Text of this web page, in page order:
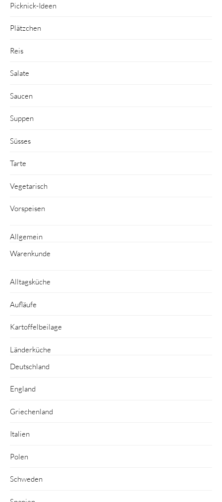
Picknick-Ideen
Plätzchen
Reis
Salate
Saucen
Suppen
Süsses
Tarte
Vegetarisch
Vorspeisen
Allgemein
Warenkunde
Alltagsküche
Aufläufe
Kartoffelbeilage
Länderküche
Deutschland
England
Griechenland
Italien
Polen
Schweden